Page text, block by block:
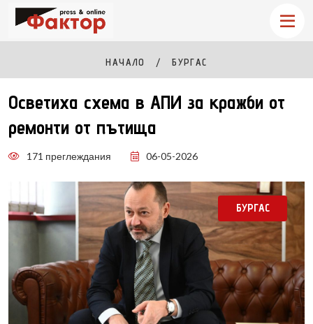
НАЧАЛО БУРГАС
Осветиха схема в АПИ за кражби от
ремонти от пътища
171 преглеждания 06-05-2026
БУРГАС